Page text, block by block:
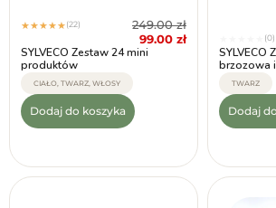
★★★★★(22) 249.00zł
99.00 zł
SYLVECO Zestaw 24 mini
produktów
CIAŁO, TWARZ, WŁOSY
Dodaj do koszyka
(0)
SYLVECO
brzozowa
TWARZ
Dodaj